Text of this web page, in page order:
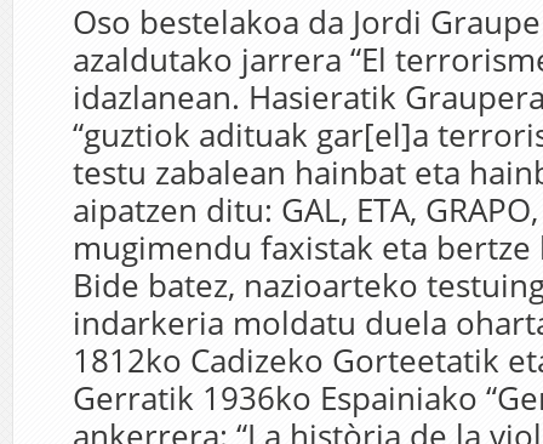
Oso bestelakoa da Jordi
azaldutako jarrera “El
idazlanean. Hasieratik
“guztiok adituak gar[el]a
testu zabalean hainbat eta
aipatzen ditu: GAL, ETA,
mugimendu faxistak eta
Bide batez, nazioarteko
indarkeria moldatu duela
1812ko Cadizeko Gorteetatik
Gerratik 1936ko Espainiako